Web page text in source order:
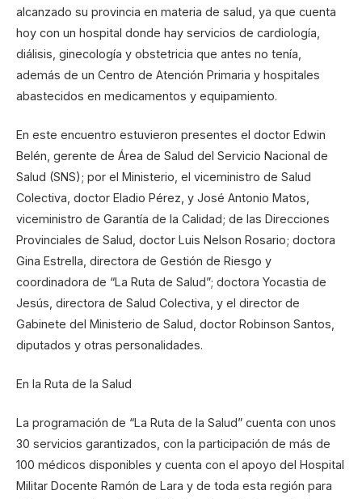
alcanzado su provincia en materia de salud, ya que cuenta
hoy con un hospital donde hay servicios de cardiología,
diálisis, ginecología y obstetricia que antes no tenía,
además de un Centro de Atención Primaria y hospitales
abastecidos en medicamentos y equipamiento.
En este encuentro estuvieron presentes el doctor Edwin
Belén, gerente de Área de Salud del Servicio Nacional de
Salud (SNS); por el Ministerio, el viceministro de Salud
Colectiva, doctor Eladio Pérez, y José Antonio Matos,
viceministro de Garantía de la Calidad; de las Direcciones
Provinciales de Salud, doctor Luis Nelson Rosario; doctora
Gina Estrella, directora de Gestión de Riesgo y
coordinadora de “La Ruta de Salud”; doctora Yocastia de
Jesús, directora de Salud Colectiva, y el director de
Gabinete del Ministerio de Salud, doctor Robinson Santos,
diputados y otras personalidades.
En la Ruta de la Salud
La programación de “La Ruta de la Salud” cuenta con unos
30 servicios garantizados, con la participación de más de
100 médicos disponibles y cuenta con el apoyo del Hospital
Militar Docente Ramón de Lara y de toda esta región para